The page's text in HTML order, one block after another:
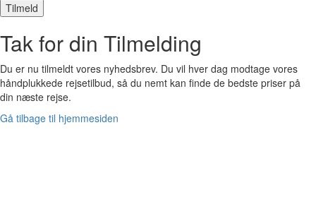
Tilmeld
Tak for din Tilmelding
Du er nu tilmeldt vores nyhedsbrev. Du vil hver dag modtage vores
håndplukkede rejsetilbud, så du nemt kan finde de bedste priser på
din næste rejse.
Gå tilbage til hjemmesiden